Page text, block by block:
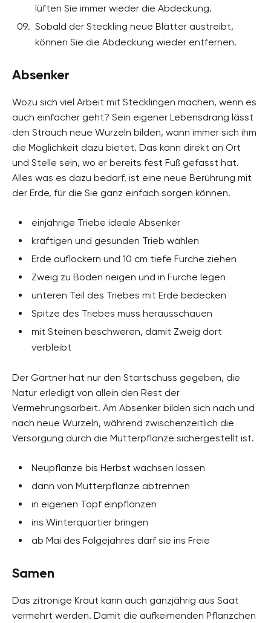
lüften Sie immer wieder die Abdeckung.
Sobald der Steckling neue Blätter austreibt,
können Sie die Abdeckung wieder entfernen.
Absenker
Wozu sich viel Arbeit mit Stecklingen machen, wenn es
auch einfacher geht? Sein eigener Lebensdrang lässt
den Strauch neue Wurzeln bilden, wann immer sich ihm
die Möglichkeit dazu bietet. Das kann direkt an Ort
und Stelle sein, wo er bereits fest Fuß gefasst hat.
Alles was es dazu bedarf, ist eine neue Berührung mit
der Erde, für die Sie ganz einfach sorgen können.
einjährige Triebe ideale Absenker
kräftigen und gesunden Trieb wählen
Erde auflockern und 10 cm tiefe Furche ziehen
Zweig zu Boden neigen und in Furche legen
unteren Teil des Triebes mit Erde bedecken
Spitze des Triebes muss herausschauen
mit Steinen beschweren, damit Zweig dort
verbleibt
Der Gärtner hat nur den Startschuss gegeben, die
Natur erledigt von allein den Rest der
Vermehrungsarbeit. Am Absenker bilden sich nach und
nach neue Wurzeln, während zwischenzeitlich die
Versorgung durch die Mutterpflanze sichergestellt ist.
Neupflanze bis Herbst wachsen lassen
dann von Mutterpflanze abtrennen
in eigenen Topf einpflanzen
ins Winterquartier bringen
ab Mai des Folgejahres darf sie ins Freie
Samen
Das zitronige Kraut kann auch ganzjährig aus Saat
vermehrt werden. Damit die aufkeimenden Pflänzchen